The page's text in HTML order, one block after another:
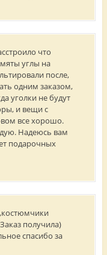
что
углы на
после,
одним заказом,
уголки не будут
и вещи с
все хорошо.
Надеюсь вам
подарочных
получила)
спасибо за